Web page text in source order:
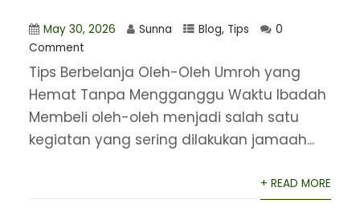
May 30, 2026 Sunna Blog, Tips
0
Comment
Tips Berbelanja Oleh-Oleh Umroh yang
Hemat Tanpa Mengganggu Waktu Ibadah
Membeli oleh-oleh menjadi salah satu
kegiatan yang sering dilakukan jamaah...
+ READ MORE